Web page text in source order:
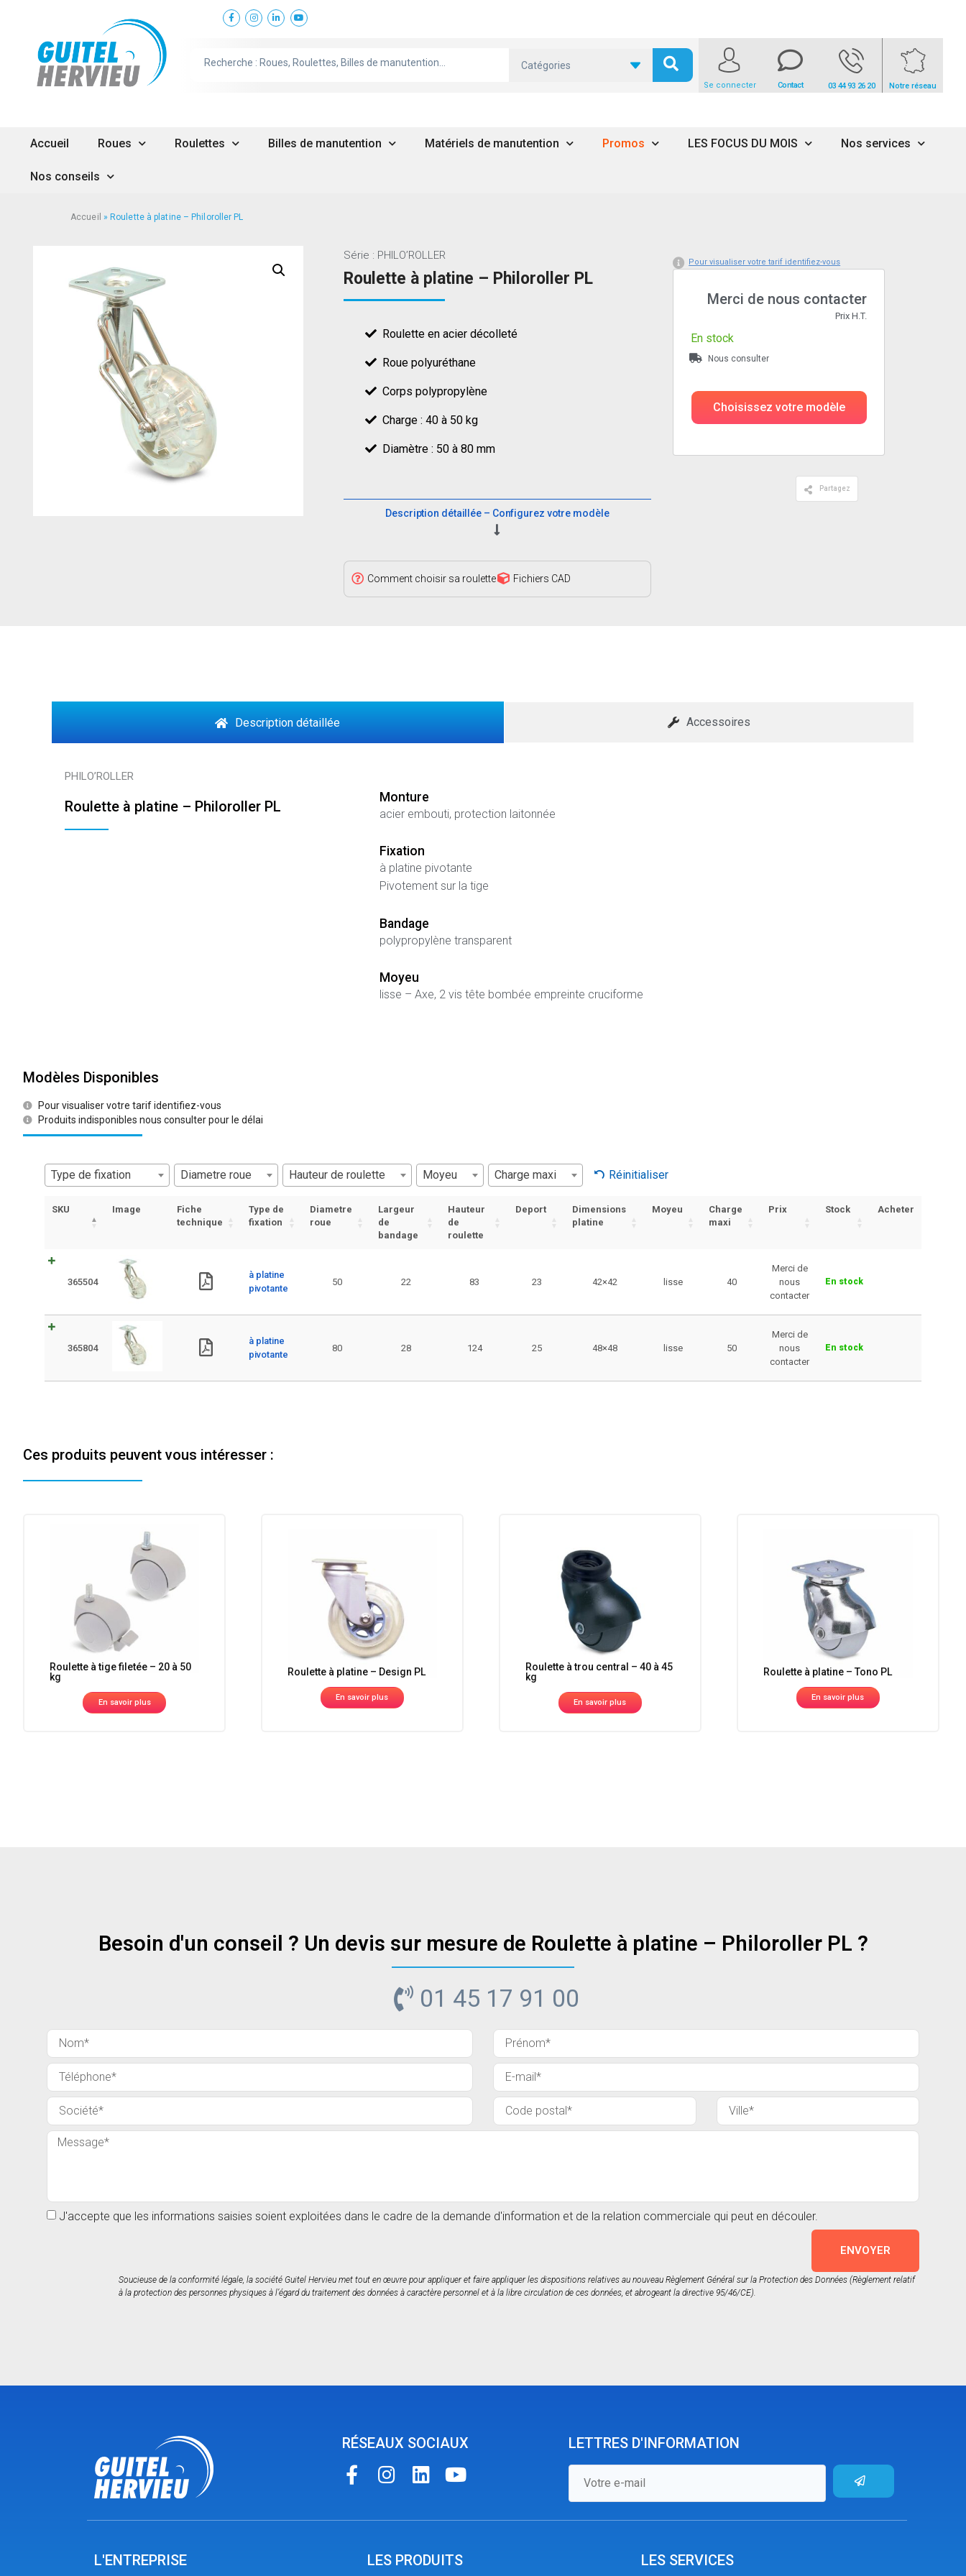
Se connecter Contact 03 44 93 26 20 Notre réseau
Catégories
Accueil Roues Roulettes Billes de manutention Matériels de manutention Promos LES FOCUS DU MOIS Nos services
Nos conseils
Accueil »Roulette à platine – Philoroller PL
Série : PHILO’ROLLER
Roulette à platine – Philoroller PL
Roulette en acier décolleté
Roue polyuréthane
Corps polypropylène
Charge : 40 à 50 kg
Diamètre : 50 à 80 mm
Description détaillée – Configurez votre modèle
Comment choisir sa roulette Fichiers CAD
Pour visualiser votre tarif identifiez-vous
Merci de nous contacter
Prix H.T.
En stock
Nous consulter
Choisissez votre modèle
Partagez
Description détaillée Accessoires
PHILO’ROLLER
Roulette à platine – Philoroller PL
Monture
acier embouti, protection laitonnée
Fixation
à platine pivotante
Pivotement sur la tige
Bandage
polypropylène transparent
Moyeu
lisse – Axe, 2 vis tête bombée empreinte cruciforme
Modèles Disponibles
Pour visualiser votre tarif identifiez-vous
Produits indisponibles nous consulter pour le délai
Type de fixation Diametre roue Hauteur de roulette Moyeu Charge maxi Réinitialiser
SKU Image
Fiche
technique
Type de
fixation
Diametre
roue
Largeur
de
bandage
Hauteur
de
roulette
Deport
Dimensions
platine
Moyeu
Charge
maxi
Prix Stock Acheter
365504
à platine
pivotante
50 22 83 23 42×42 lisse 40
Merci de
nous
contacter
En stock
365804
à platine
pivotante
80 28 124 25 48×48 lisse 50
Merci de
nous
contacter
En stock
Ces produits peuvent vous intéresser :
Roulette à tige filetée – 20 à 50
kg
En savoir plus
Roulette à platine – Design PL
En savoir plus
Roulette à trou central – 40 à 45
kg
En savoir plus
Roulette à platine – Tono PL
En savoir plus
Besoin d'un conseil ? Un devis sur mesure de Roulette à platine – Philoroller PL ?
01 45 17 91 00
J'accepte que les informations saisies soient exploitées dans le cadre de la demande d'information et de la relation commerciale qui peut en découler.
ENVOYER
Soucieuse de la conformité légale, la société Guitel Hervieu met tout en œuvre pour appliquer et faire appliquer les dispositions relatives au nouveau Règlement Général sur la Protection des Données (Règlement relatif
à la protection des personnes physiques à l’égard du traitement des données à caractère personnel et à la libre circulation de ces données, et abrogeant la directive 95/46/CE).
RÉSEAUX SOCIAUX LETTRES D'INFORMATION
L'ENTREPRISE LES PRODUITS LES SERVICES